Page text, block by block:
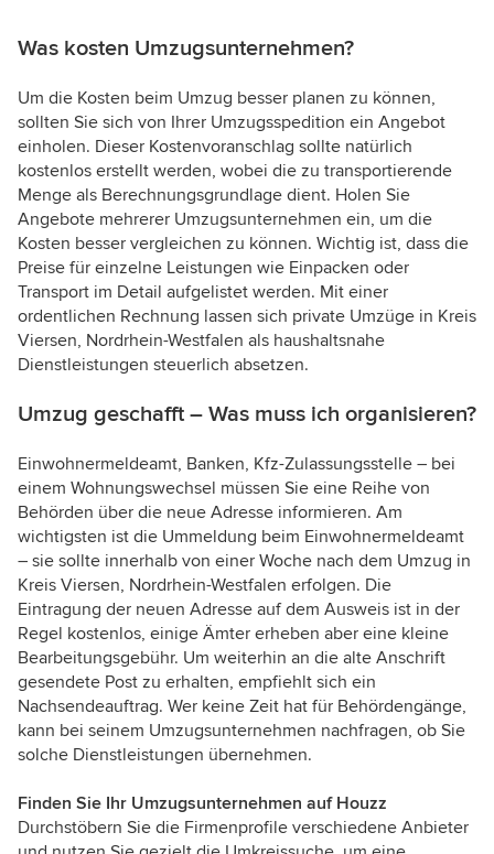
Was kosten Umzugsunternehmen?
Um die Kosten beim Umzug besser planen zu können,
sollten Sie sich von Ihrer Umzugsspedition ein Angebot
einholen. Dieser Kostenvoranschlag sollte natürlich
kostenlos erstellt werden, wobei die zu transportierende
Menge als Berechnungsgrundlage dient. Holen Sie
Angebote mehrerer Umzugsunternehmen ein, um die
Kosten besser vergleichen zu können. Wichtig ist, dass die
Preise für einzelne Leistungen wie Einpacken oder
Transport im Detail aufgelistet werden. Mit einer
ordentlichen Rechnung lassen sich private Umzüge in Kreis
Viersen, Nordrhein-Westfalen als haushaltsnahe
Dienstleistungen steuerlich absetzen.
Umzug geschafft – Was muss ich organisieren?
Einwohnermeldeamt, Banken, Kfz-Zulassungsstelle – bei
einem Wohnungswechsel müssen Sie eine Reihe von
Behörden über die neue Adresse informieren. Am
wichtigsten ist die Ummeldung beim Einwohnermeldeamt
– sie sollte innerhalb von einer Woche nach dem Umzug in
Kreis Viersen, Nordrhein-Westfalen erfolgen. Die
Eintragung der neuen Adresse auf dem Ausweis ist in der
Regel kostenlos, einige Ämter erheben aber eine kleine
Bearbeitungsgebühr. Um weiterhin an die alte Anschrift
gesendete Post zu erhalten, empfiehlt sich ein
Nachsendeauftrag. Wer keine Zeit hat für Behördengänge,
kann bei seinem Umzugsunternehmen nachfragen, ob Sie
solche Dienstleistungen übernehmen.
Finden Sie Ihr Umzugsunternehmen auf Houzz
Durchstöbern Sie die Firmenprofile verschiedene Anbieter